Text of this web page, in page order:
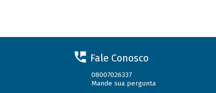
Fale Conosco
08007026337
Mande sua pergunta